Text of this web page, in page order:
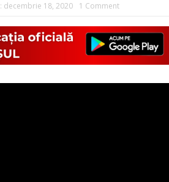
decembrie 18, 2020 1 Comment